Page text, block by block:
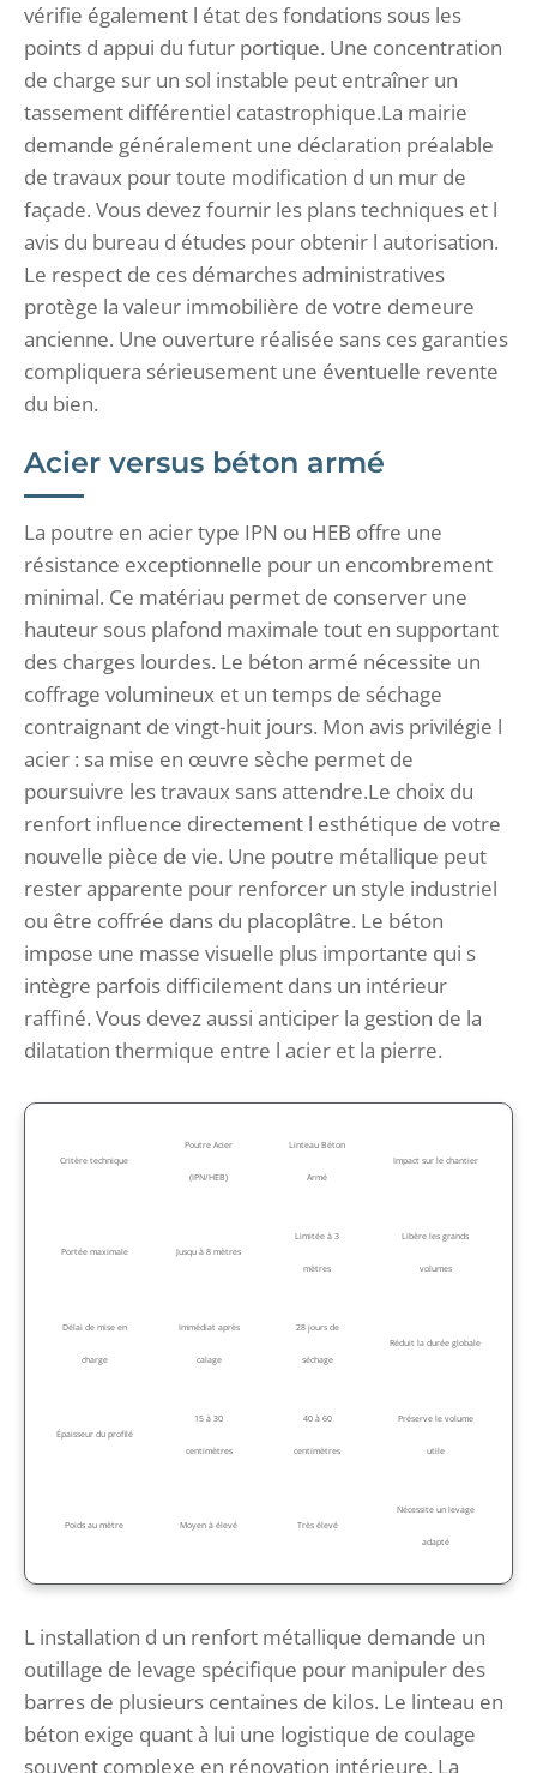
vérifie également l état des fondations sous les
points d appui du futur portique. Une concentration
de charge sur un sol instable peut entraîner un
tassement différentiel catastrophique.La mairie
demande généralement une déclaration préalable
de travaux pour toute modification d un mur de
façade. Vous devez fournir les plans techniques et l
avis du bureau d études pour obtenir l autorisation.
Le respect de ces démarches administratives
protège la valeur immobilière de votre demeure
ancienne. Une ouverture réalisée sans ces garanties
compliquera sérieusement une éventuelle revente
du bien.
Acier versus béton armé
La poutre en acier type IPN ou HEB offre une
résistance exceptionnelle pour un encombrement
minimal. Ce matériau permet de conserver une
hauteur sous plafond maximale tout en supportant
des charges lourdes. Le béton armé nécessite un
coffrage volumineux et un temps de séchage
contraignant de vingt-huit jours. Mon avis privilégie l
acier : sa mise en œuvre sèche permet de
poursuivre les travaux sans attendre.Le choix du
renfort influence directement l esthétique de votre
nouvelle pièce de vie. Une poutre métallique peut
rester apparente pour renforcer un style industriel
ou être coffrée dans du placoplâtre. Le béton
impose une masse visuelle plus importante qui s
intègre parfois difficilement dans un intérieur
raffiné. Vous devez aussi anticiper la gestion de la
dilatation thermique entre l acier et la pierre.
Critère technique
Poutre Acier
(IPN/HEB)
Linteau Béton
Armé
Impact sur le chantier
Portée maximale Jusqu à 8 mètres
Limitée à 3
mètres
Libère les grands
volumes
Délai de mise en
charge
Immédiat après
calage
28 jours de
séchage
Réduit la durée globale
Épaisseur du profilé
15 à 30
centimètres
40 à 60
centimètres
Préserve le volume
utile
Poids au mètre Moyen à élevé Très élevé
Nécessite un levage
adapté
L installation d un renfort métallique demande un
outillage de levage spécifique pour manipuler des
barres de plusieurs centaines de kilos. Le linteau en
béton exige quant à lui une logistique de coulage
souvent complexe en rénovation intérieure. La